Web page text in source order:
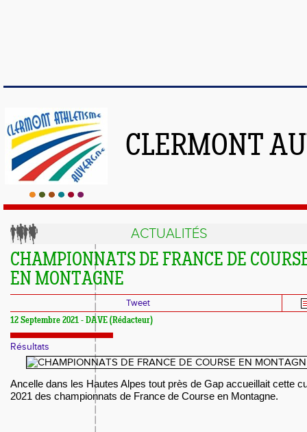
CLERMONT
ACTUALITÉS
CHAMPIONNATS DE FRANCE DE
EN MONTAGNE
Tweet
12 Septembre 2021 - DAVE (Rédacteur)
Résultats
Ancelle dans les Hautes Alpes tout près de Gap accueillait cette
2021 des championnats de France de Course en Montagne.